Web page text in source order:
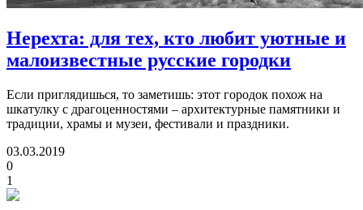
Нерехта: для тех, кто любит уютные и
малоизвестные русские городки
Если приглядишься, то заметишь: этот городок похож на
шкатулку с драгоценностями – архитектурные памятники и
традиции, храмы и музеи, фестивали и праздники.
03.03.2019
0
1